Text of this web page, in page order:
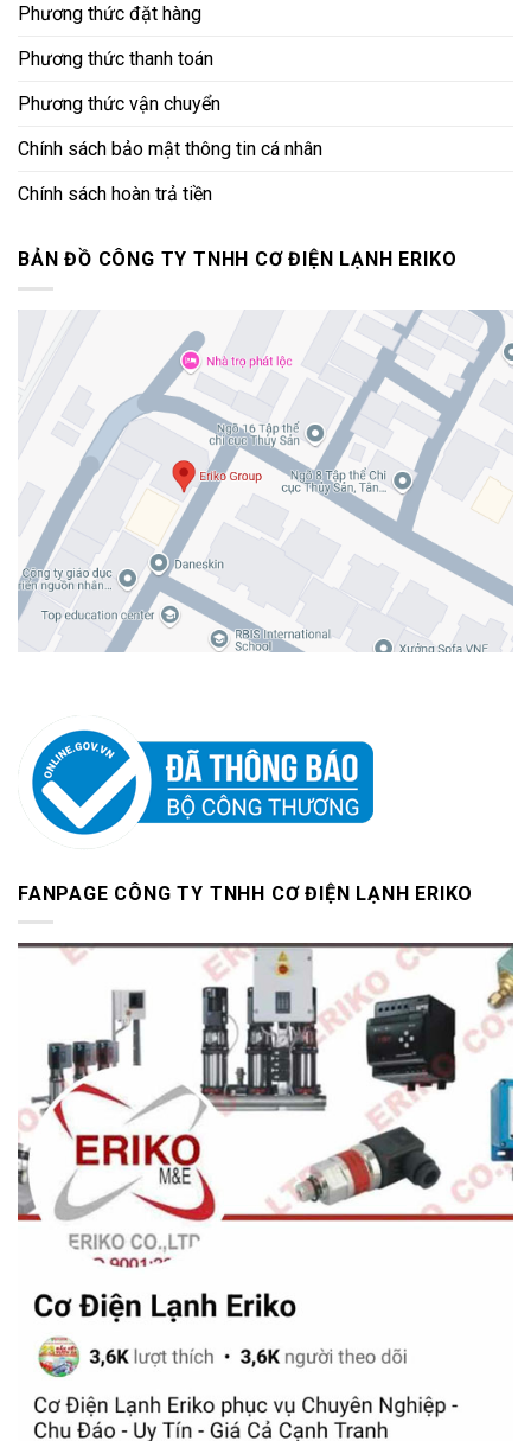
Phương thức đặt hàng
Phương thức thanh toán
Phương thức vận chuyển
Chính sách bảo mật thông tin cá nhân
Chính sách hoàn trả tiền
BẢN ĐỒ CÔNG TY TNHH CƠ ĐIỆN LẠNH ERIKO
FANPAGE CÔNG TY TNHH CƠ ĐIỆN LẠNH ERIKO